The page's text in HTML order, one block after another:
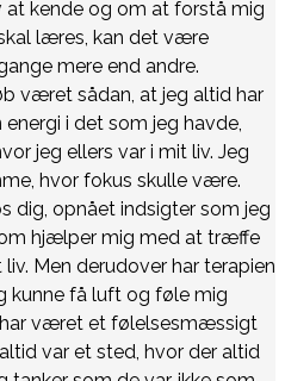
kende og om at forstå mig
læres, kan det være
mere end andre.
været sådan, at jeg altid har
i det som jeg havde,
jeg ellers var i mit liv. Jeg
hvor fokus skulle være.
dig, opnået indsigter som jeg
hjælper mig med at træffe
Men derudover har terapien
kunne få luft og føle mig
været et følelsesmæssigt
var et sted, hvor der altid